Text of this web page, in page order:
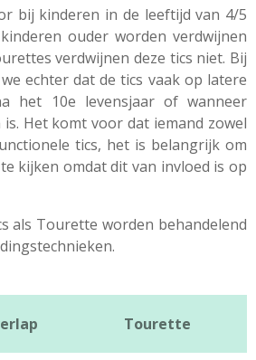
bij kinderen in de leeftijd van 4/5
ouder worden verdwijnen
verdwijnen deze tics niet. Bij
echter dat de tics vaak op latere
het 10e levensjaar of wanneer
is. Het komt voor dat iemand zowel
tics, het is belangrijk om
kijken omdat dit van invloed is op
als Tourette worden behandelend
Tourette